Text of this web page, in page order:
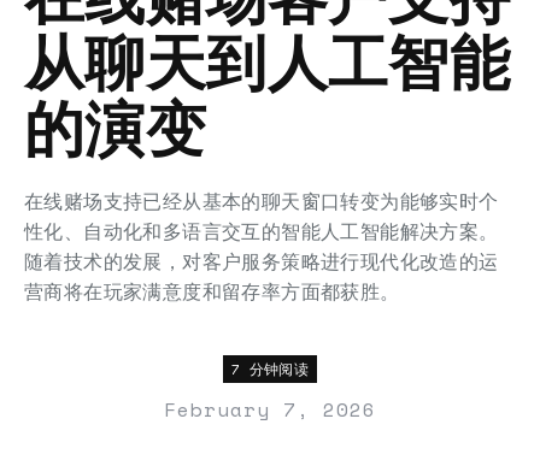
从聊天到人工智能
的演变
在线赌场支持已经从基本的聊天窗口转变为能够实时个
性化、自动化和多语言交互的智能人工智能解决方案。
随着技术的发展，对客户服务策略进行现代化改造的运
营商将在玩家满意度和留存率方面都获胜。
7 分钟阅读
February 7, 2026